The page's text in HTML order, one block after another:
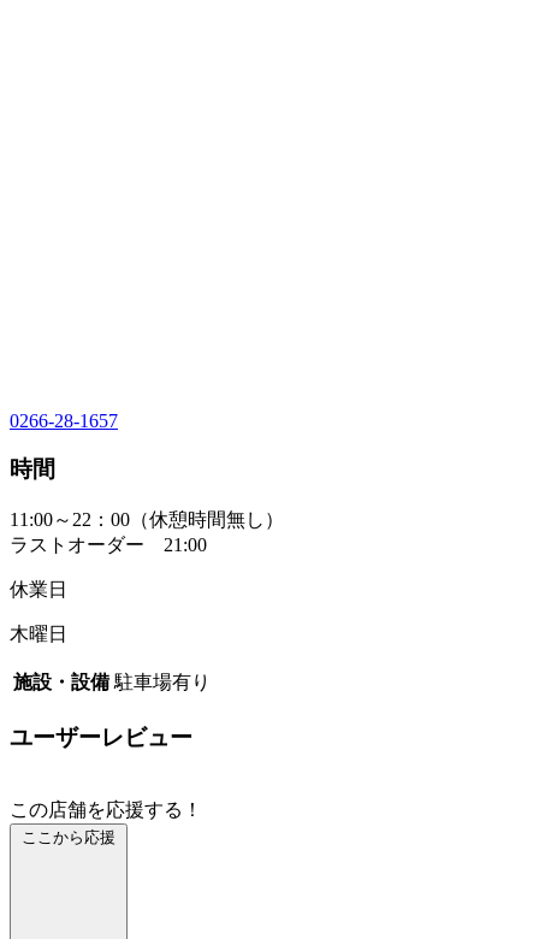
0266-28-1657
時間
11:00～22：00（休憩時間無し）
ラストオーダー 21:00
休業日
木曜日
施設・設備 駐車場有り
ユーザーレビュー
この店舗を応援する！
ここから応援